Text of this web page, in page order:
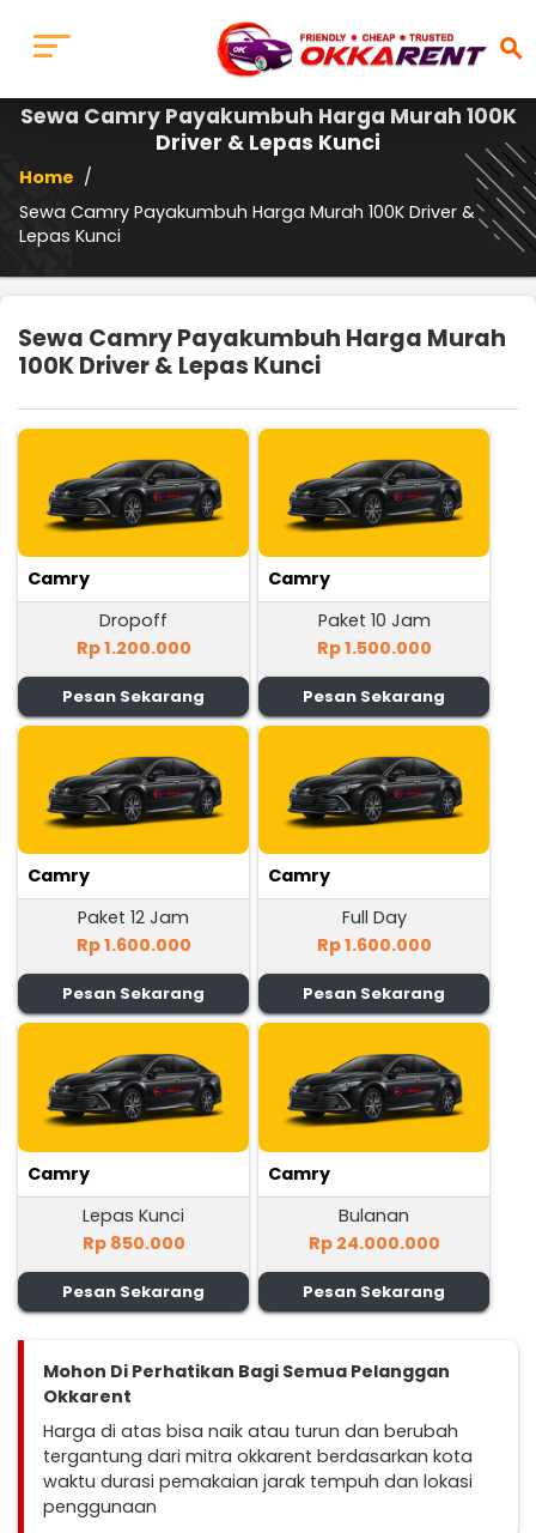
search
Sewa Camry Payakumbuh Harga Murah 100K
Driver & Lepas Kunci
Home /
Sewa Camry Payakumbuh Harga Murah 100K Driver &
Lepas Kunci
Sewa Camry Payakumbuh Harga Murah
100K Driver & Lepas Kunci
Camry
Dropoff
Rp 1.200.000
Pesan Sekarang
Camry
Paket 10 Jam
Rp 1.500.000
Pesan Sekarang
Camry
Paket 12 Jam
Rp 1.600.000
Pesan Sekarang
Camry
Full Day
Rp 1.600.000
Pesan Sekarang
Camry
Lepas Kunci
Rp 850.000
Pesan Sekarang
Camry
Bulanan
Rp 24.000.000
Pesan Sekarang
Mohon Di Perhatikan Bagi Semua Pelanggan
Okkarent
Harga di atas bisa naik atau turun dan berubah
tergantung dari mitra okkarent berdasarkan kota
waktu durasi pemakaian jarak tempuh dan lokasi
penggunaan